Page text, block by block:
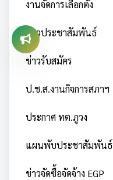
งานจัดการเลือกตั้ง
ข่าวประชาสัมพันธ์
ข่าวรับสมัคร
ป.ช.ส.งานกิจการสภาฯ
ประกาศ ทต.ภูวง
แผนพับประชาสัมพันธ์
ข่าวจัดซื้อจัดจ้าง EGP